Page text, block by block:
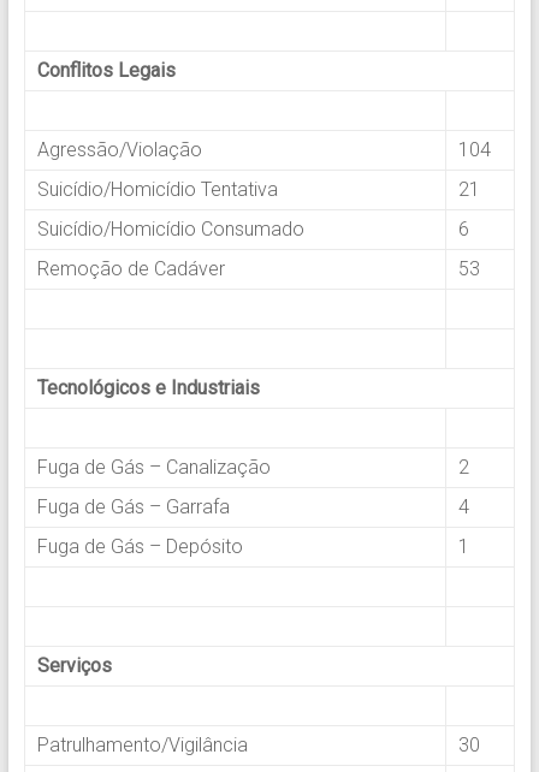
Conflitos Legais
Agressão/Violação
104
Suicídio/Homicídio Tentativa
21
Suicídio/Homicídio Consumado
6
Remoção de Cadáver
53
Tecnológicos e Industriais
Fuga de Gás – Canalização
2
Fuga de Gás – Garrafa
4
Fuga de Gás – Depósito
1
Serviços
Patrulhamento/Vigilância
30